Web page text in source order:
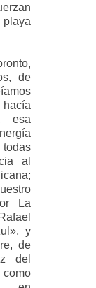
de
esa
al
La
y
de
del
como